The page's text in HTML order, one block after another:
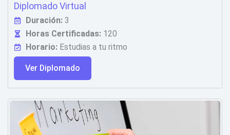
Diplomado Virtual
Duración:3
Horas Certificadas:120
Horario:Estudias a tu ritmo
Ver Diplomado